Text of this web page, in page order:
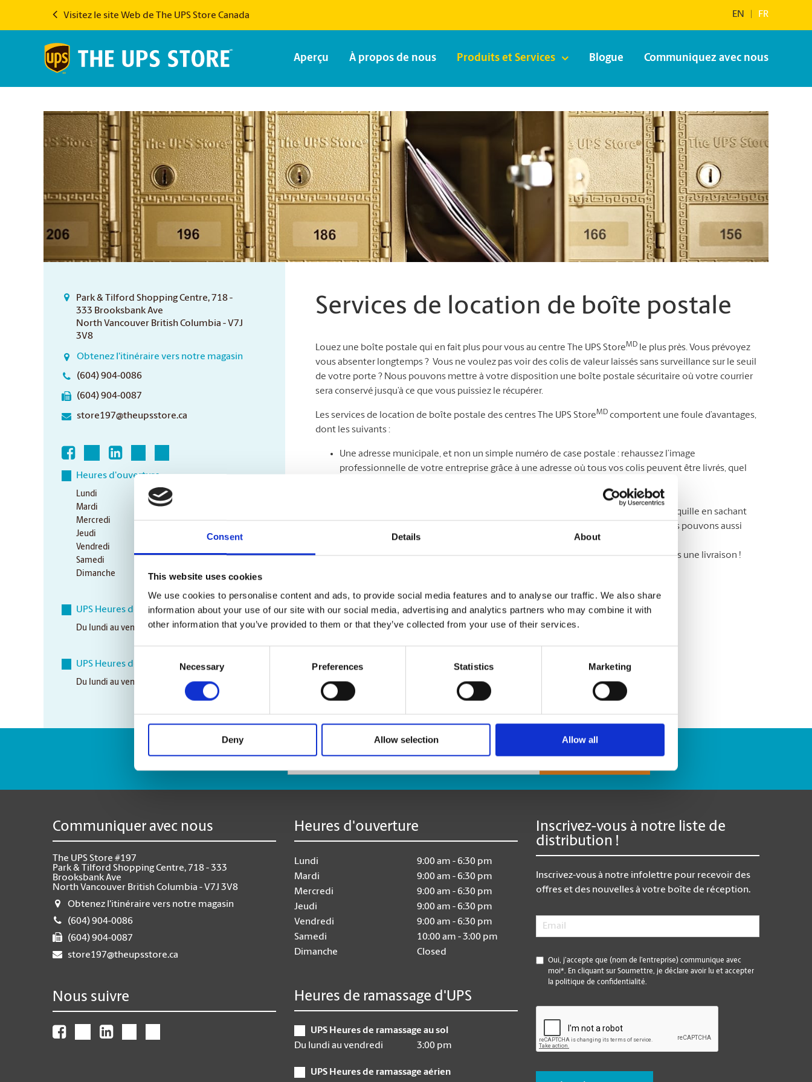
Consent Details About
This website uses cookies
We use cookies to personalise content and ads, to provide social media features and to analyse our traffic. We also share
information about your use of our site with our social media, advertising and analytics partners who may combine it with
other information that you’ve provided to them or that they’ve collected from your use of their services.
Necessary Preferences Statistics Marketing
Deny Allow selection Allow all
Visitez le site Web de The UPS Store Canada EN FR
Aperçu À propos de nous Produits et Services Blogue Communiquez avec nous
Park & Tilford Shopping Centre, 718 -
333 Brooksbank Ave
North Vancouver British Columbia - V7J
3V8
Obtenez l'itinéraire vers notre magasin
(604) 904-0086
(604) 904-0087
store197@theupsstore.ca
Heures d'ouverture
Lundi
9:00 am - 6:30 pm
Mardi
Mercredi
9:00 am - 6:30 pm
Jeudi
9:00 am - 6:30 pm
Vendredi
Samedi
Dimanche
Closed
UPS Heures de ramassage
Du lundi au vendredi 3:00 pm
UPS Heures de ramassage aérien
Du lundi au vendredi 3:00 pm
Services de location de boîte postale
Louez une boîte postale qui en fait plus pour vous au centre The UPS StoreMD
le plus près. Vous prévoyez
vous absenter longtemps ? Vous ne voulez pas voir des colis de valeur laissés sans surveillance sur le seuil
de votre porte ? Nous pouvons mettre à votre disposition une boîte postale sécuritaire où votre courrier
sera conservé jusqu’à ce que vous puissiez le récupérer.
Les services de location de boîte postale des centres The UPS StoreMD comportent une foule d’avantages,
dont les suivants :
Une adresse municipale, et non un simple numéro de case postale : rehaussez l’image
professionnelle de votre entreprise grâce à une adresse où tous vos colis peuvent être livrés, quel
Un accès jour et nuit : venez chercher votre courrier quand bon vous semble* ;
Un service sûr de retenue et de réacheminement** de courrier : ayant l’esprit tranquille en sachant
que votre courrier sera gardé sous clé jusqu’à ce que vous veniez le chercher. Nous pouvons aussi
vous le réexpédier où que vous soyez.
La réception de colis de toutes les entreprises de messagerie : ne ratez plus jamais une livraison !
* Offert seulement à certains centres participants.
**Des frais supplémentaires peuvent s’appliquer.
Numéro de suivi : Repérer un envoi
Communiquer avec nous
The UPS Store #197
Park & Tilford Shopping Centre, 718 - 333
Brooksbank Ave
North Vancouver British Columbia - V7J 3V8
Obtenez l'itinéraire vers notre magasin
(604) 904-0086
(604) 904-0087
store197@theupsstore.ca
Nous suivre
Heures d'ouverture
Lundi
9:00 am - 6:30 pm
Mardi
9:00 am - 6:30 pm
Mercredi
9:00 am - 6:30 pm
Jeudi
9:00 am - 6:30 pm
Vendredi
9:00 am - 6:30 pm
Samedi
10:00 am - 3:00 pm
Dimanche
Closed
Heures de ramassage d'UPS
UPS Heures de ramassage au sol
Du lundi au vendredi
3:00 pm
UPS Heures de ramassage aérien
Inscrivez-vous à notre liste de
distribution !
Inscrivez-vous à notre infolettre pour recevoir des
offres et des nouvelles à votre boîte de réception.
Email
* Oui, j’accepte que (nom de l’entreprise) communique avec
moi*. En cliquant sur Soumettre, je déclare avoir lu et accepter
la politique de confidentialité.